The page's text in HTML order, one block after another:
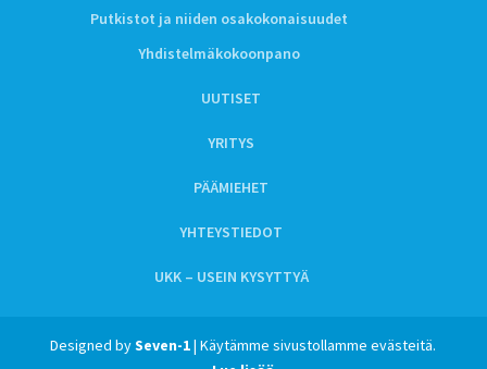
Putkistot ja niiden osakokonaisuudet
Yhdistelmäkokoonpano
UUTISET
YRITYS
PÄÄMIEHET
YHTEYSTIEDOT
UKK – USEIN KYSYTTYÄ
Designed bySeven-1| Käytämme sivustollamme evästeitä.